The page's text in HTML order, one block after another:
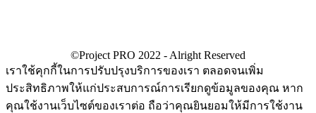
เราใช้คุกกี้ในการปรับปรุงบริการของเรา ตลอดจนเพิ่ม
ประสิทธิภาพให้แก่ประสบการณ์การเรียกดูข้อมูลของคุณ หาก
คุณใช้งานเว็บไซต์ของเราต่อ ถือว่าคุณยินยอมให้มีการใช้งาน